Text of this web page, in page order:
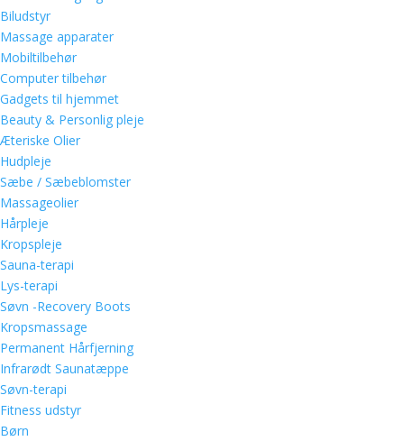
Biludstyr
Massage apparater
Mobiltilbehør
Computer tilbehør
Gadgets til hjemmet
Beauty & Personlig pleje
Æteriske Olier
Hudpleje
Sæbe / Sæbeblomster
Massageolier
Hårpleje
Kropspleje
Sauna-terapi
Lys-terapi
Søvn -Recovery Boots
Kropsmassage
Permanent Hårfjerning
Infrarødt Saunatæppe
Søvn-terapi
Fitness udstyr
Børn